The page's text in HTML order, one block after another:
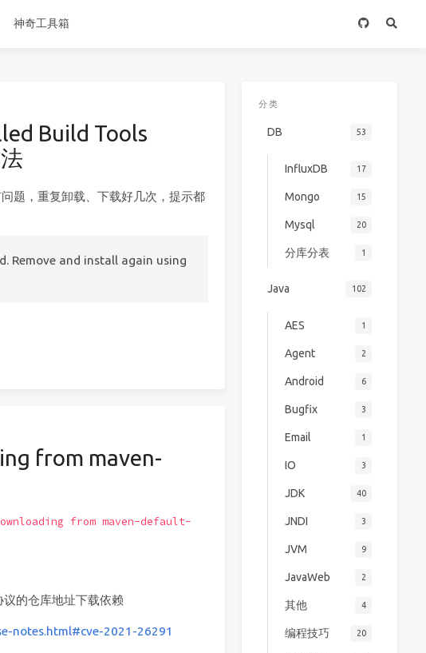
神奇工具箱
Build Tools
题，重复卸载、下载好几次，提示都
Remove and install again using
from maven-
from maven-default-
的仓库地址下载依赖
notes.html#cve-2021-26291
分类
DB 53
InfluxDB 17
Mongo 15
Mysql 20
分库分表 1
Java 102
AES 1
Agent 2
Android 6
Bugfix 3
Email 1
IO 3
JDK 40
JNDI 3
JVM 9
JavaWeb 2
其他 4
编程技巧 20